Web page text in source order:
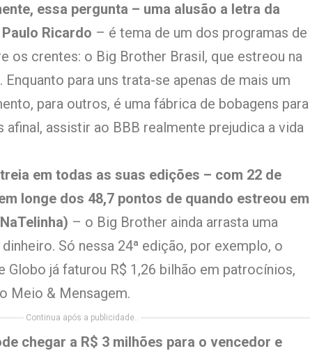
essa pergunta – uma alusão a letra da
Ricardo – é tema de um dos programas de
os crentes: o Big Brother Brasil, que estreou na
para uns trata-se apenas de mais um
para outros, é uma fábrica de bobagens para
assistir ao BBB realmente prejudica a vida
em todas as suas edições – com 22 de
longe dos 48,7 pontos de quando estreou em
– o Big Brother ainda arrasta uma
Só nessa 24ª edição, por exemplo, o
Globo já faturou R$ 1,26 bilhão em patrocínios,
Meio & Mensagem.
Continua após a publicidade..
chegar a R$ 3 milhões para o vencedor e